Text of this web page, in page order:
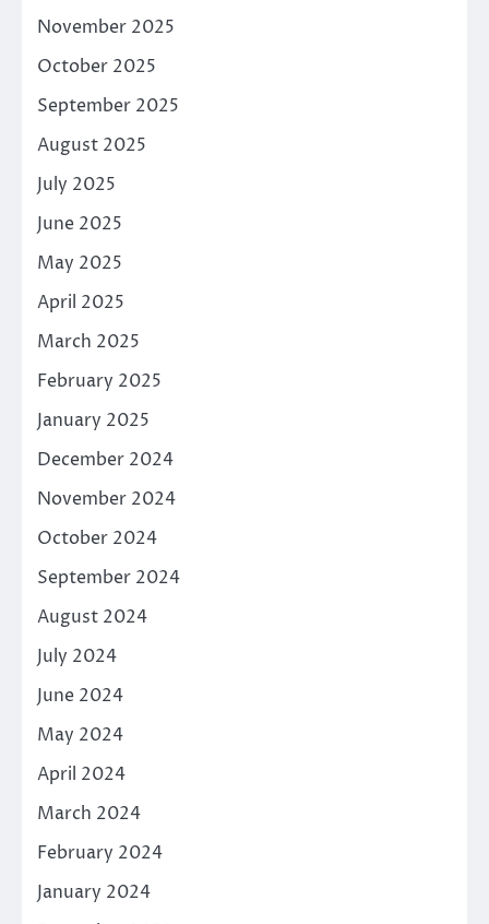
November 2025
October 2025
September 2025
August 2025
July 2025
June 2025
May 2025
April 2025
March 2025
February 2025
January 2025
December 2024
November 2024
October 2024
September 2024
August 2024
July 2024
June 2024
May 2024
April 2024
March 2024
February 2024
January 2024